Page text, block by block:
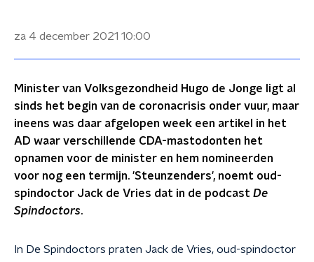
za 4 december 2021 10:00
Minister van Volksgezondheid Hugo de Jonge ligt al
sinds het begin van de coronacrisis onder vuur, maar
ineens was daar afgelopen week een artikel in het
AD waar verschillende CDA-mastodonten het
opnamen voor de minister en hem nomineerden
voor nog een termijn. 'Steunzenders', noemt oud-
spindoctor Jack de Vries dat in de podcast De
Spindoctors.
In De Spindoctors praten Jack de Vries, oud-spindoctor